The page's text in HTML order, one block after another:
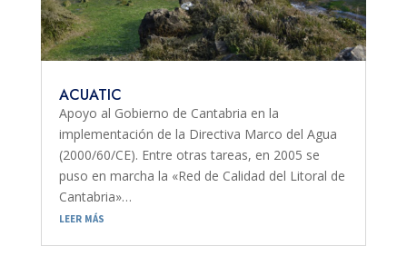
ACUATIC
Apoyo al Gobierno de Cantabria en la
implementación de la Directiva Marco del Agua
(2000/60/CE). Entre otras tareas, en 2005 se
puso en marcha la «Red de Calidad del Litoral de
Cantabria»…
leer más